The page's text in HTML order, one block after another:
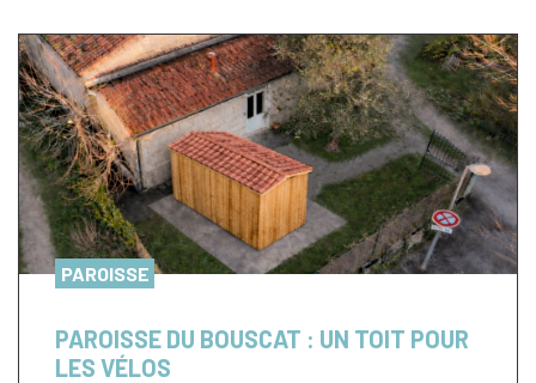
PAROISSE
PAROISSE DU BOUSCAT : UN TOIT POUR
LES VÉLOS